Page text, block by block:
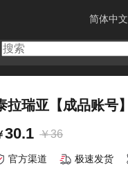
简体中文
拉瑞亚【成品账号】
30.1 ￥36
官方渠道 极速发货